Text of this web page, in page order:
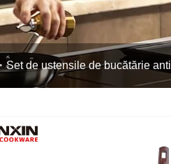
Set de ustensile de bucătărie